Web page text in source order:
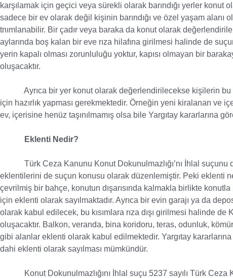
karşılamak için geçici veya sürekli olarak barındığı yerler konut
sadece bir ev olarak değil kişinin barındığı ve özel yaşam alanı
tnımlanabilir. Bir çadır veya baraka da konut olarak
aylarında boş kalan bir eve rıza hilafına girilmesi halinde de
yerin kapalı olması zorunluluğu yoktur, kapısı olmayan bir
oluşacaktır.
Ayrıca bir yer konut olarak değerlendirilecekse kişilerin bu
için hazırlık yapması gerekmektedir. Örneğin yeni kiralanan ve
ev, içerisine henüz taşınılmamış olsa bile Yargıtay kararlarına
Eklenti Nedir?
Türk Ceza Kanunu Konut Dokunulmazlığı’nı İhlal suçunu
eklentilerini de suçun konusu olarak düzenlemiştir. Peki eklenti
çevrilmiş bir bahçe, konutun dışarısında kalmakla birlikte
için eklenti olarak sayılmaktadır. Ayrıca bir evin garajı ya da
olarak kabul edilecek, bu kısımlara rıza dışı girilmesi halinde de
oluşacaktır. Balkon, veranda, bina koridoru, teras, odunluk,
gibi alanlar eklenti olarak kabul edilmektedir. Yargıtay
dahi eklenti olarak sayılması mümkündür.
Konut Dokunulmazlığını İhlal suçu 5237 sayılı Türk Ceza